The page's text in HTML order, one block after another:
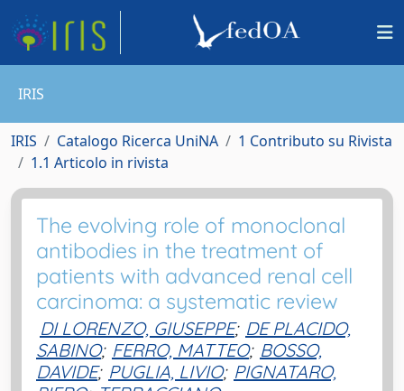
IRIS
IRIS Catalogo Ricerca UniNA
1 Contributo su Rivista
1.1 Articolo in rivista
The evolving role of monoclonal
antibodies in the treatment of
patients with advanced renal cell
carcinoma: a systematic review
DI LORENZO, GIUSEPPE; DE PLACIDO,
SABINO; FERRO, MATTEO; BOSSO,
DAVIDE; PUGLIA, LIVIO; PIGNATARO,